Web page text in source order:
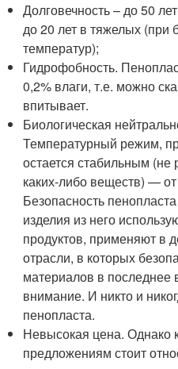
Долговечность – до 50
до 20 лет в тяжелых (при
температур);
Гидрофобность.
0,2% влаги, т.е. можно
впитывает.
Биологическая
Температурный режим,
остается стабильным
каких-либо веществ) —
Безопасность
изделия из него
продуктов, применяют в
отрасли, в которых
материалов в последнее
внимание. И никто и
пенопласта.
Невысокая цена.
предложениям стоит